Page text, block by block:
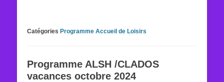
Catégories Programme Accueil de Loisirs
Programme ALSH /CLADOS
vacances octobre 2024